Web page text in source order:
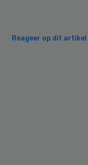
Reageer op dit artikel